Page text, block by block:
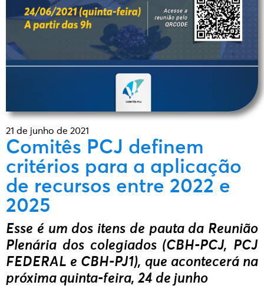
21 de junho de 2021
Comitês PCJ definem
critérios para a aplicação
de recursos entre 2022 e
2025
Esse é um dos itens de pauta da Reunião
Plenária dos colegiados (CBH-PCJ, PCJ
FEDERAL e CBH-PJ1), que acontecerá na
próxima quinta-feira, 24 de junho